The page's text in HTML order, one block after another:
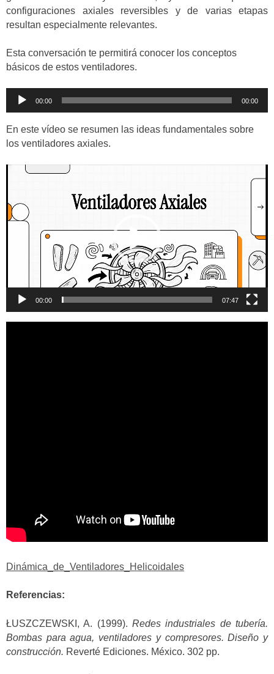
configuraciones axiales reversibles y de varias etapas
resultan especialmente relevantes.
Esta conversación te permitirá conocer los conceptos
básicos de estos ventiladores.
Reproductor
00:00 00:00
En este vídeo se resumen las ideas fundamentales sobre
los ventiladores axiales.
Reproductor
00:00 07:47
Dinámica_de_Ventiladores_Helicoidales
Referencias:
ŁUSZCZEWSKI, A. (1999). Redes industriales de tubería.
Bombas para agua, ventiladores y compresores. Diseño y
construcción. Reverté Ediciones. México. 302 pp.